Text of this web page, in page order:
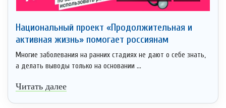
Национальный проект «Продолжительная и
активная жизнь» помогает россиянам
Многие заболевания на ранних стадиях не дают о себе знать,
а делать выводы только на основании ...
Читать далее